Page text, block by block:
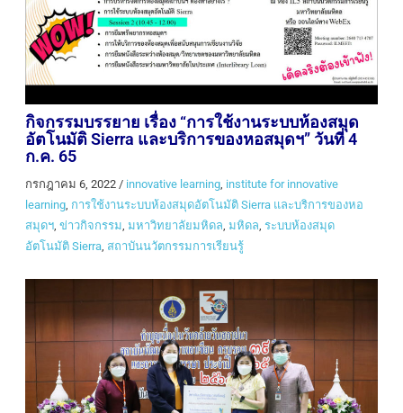
กิจกรรมบรรยาย เรื่อง “การใช้งานระบบห้องสมุด
อัตโนมัติ Sierra และบริการของหอสมุดฯ” วันที่ 4
ก.ค. 65
กรกฎาคม 6, 2022/ innovative learning, institute for innovative
learning, การใช้งานระบบห้องสมุดอัตโนมัติ Sierra และบริการของหอ
สมุดฯ, ข่าวกิจกรรม, มหาวิทยาลัยมหิดล, มหิดล, ระบบห้องสมุด
อัตโนมัติ Sierra, สถาบันนวัตกรรมการเรียนรู้